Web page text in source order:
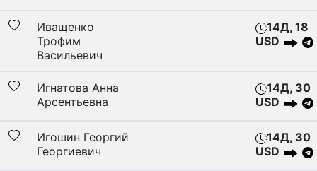
Иващенко
Трофим
Васильевич
14Д, 18
USD
Игнатова Анна
Арсентьевна
14Д, 30
USD
Игошин Георгий
Георгиевич
14Д, 30
USD